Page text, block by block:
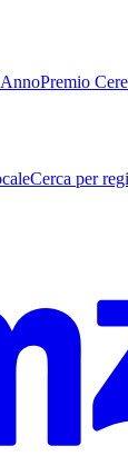
Premio
Cerca per